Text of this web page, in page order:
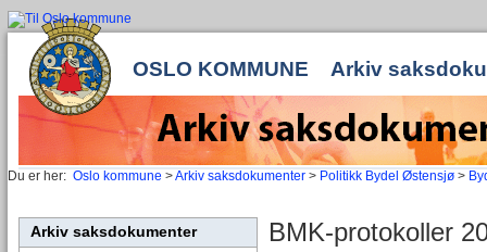
OSLO KOMMUNE Arkiv
Du er her: Oslo kommune >Arkiv saksdokumenter > Politikk Bydel Østensjø >
Arkiv saksdokumenter BMK-protokoller